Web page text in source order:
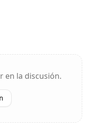
en la discusión.